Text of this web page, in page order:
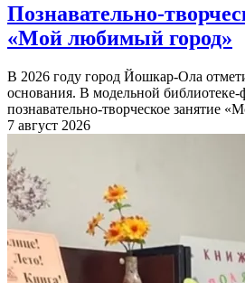
Познавательно-
«Мой любимый город»
В 2026 году город Йошкар-Ола
основания. В модельной
познавательно-творческое занятие
7 август 2026